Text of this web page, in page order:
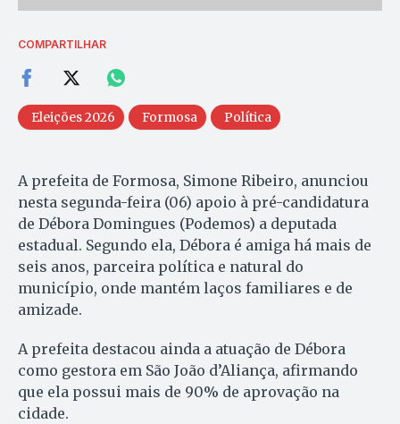
COMPARTILHAR
Eleições 2026 Formosa Política
A prefeita de Formosa, Simone Ribeiro, anunciou
nesta segunda-feira (06) apoio à pré-candidatura
de Débora Domingues (Podemos) a deputada
estadual. Segundo ela, Débora é amiga há mais de
seis anos, parceira política e natural do
município, onde mantém laços familiares e de
amizade.
A prefeita destacou ainda a atuação de Débora
como gestora em São João d’Aliança, afirmando
que ela possui mais de 90% de aprovação na
cidade.